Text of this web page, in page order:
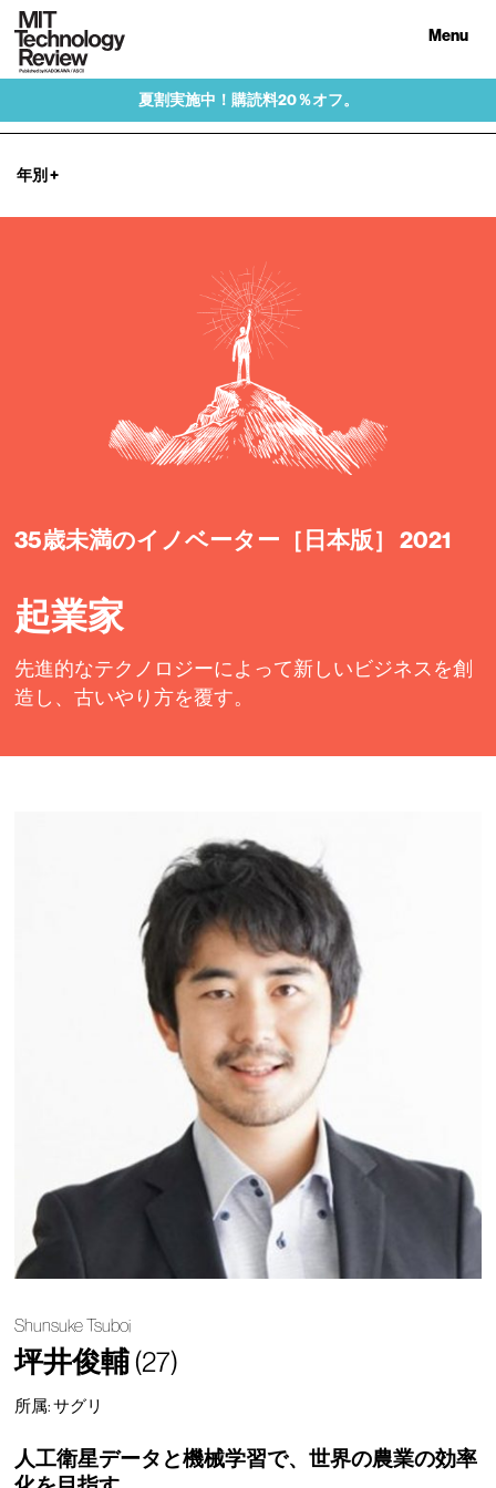
Menu
夏割実施中！購読料20％オフ。
年別 +
35歳未満のイノベーター［日本版］ 2021
起業家
先進的なテクノロジーによって新しいビジネスを創
造し、古いやり方を覆す。
Shunsuke Tsuboi
坪井俊輔(27)
所属: サグリ
人工衛星データと機械学習で、世界の農業の効率